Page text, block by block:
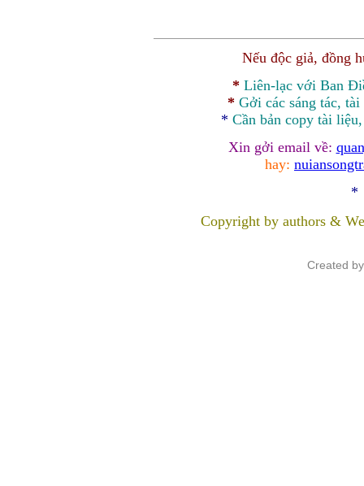
Nếu độc giả, đồng
* Liên-lạc với Ban
* Gởi các sáng tác,
* Cần bản copy tài
Xin gởi email về:
hay:
*
Copyright by authors &
Created